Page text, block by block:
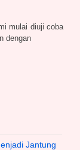
mulai diuji coba
dengan
Jantung